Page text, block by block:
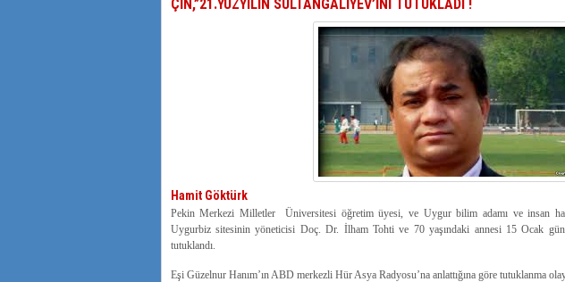
İŞGALCİ ÇİN’DEN “FETİHLER SULTANI
ÇİN,”21.YÜZYILIN SULTANGALİYEV’İNİ TUTUKLADI !
Hamit Göktürk
Pekin Merkezi Milletler Üniversitesi öğretim üyesi, ve Uygur bilim adamı ve insan
Uygurbiz sitesinin yöneticisi Doç. Dr. İlham Tohti ve 70 yaşındaki annesi 15 Ocak
tutuklandı.
Eşi Güzelnur Hanım’ın ABD merkezli Hür Asya Radyosu’na anlattığına göre tutuklanma